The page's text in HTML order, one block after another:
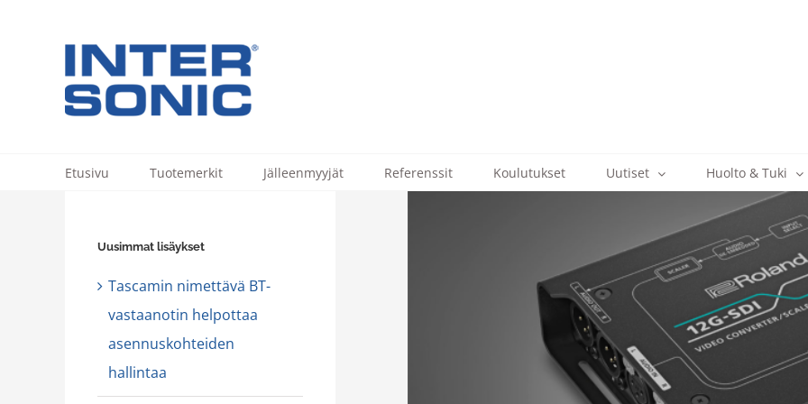
Etusivu Tuotemerkit Jälleenmyyjät Referenssit Koulutukset Uutiset Huolto & Tuki
ja näyttö eivät puhu samaa kieltä
Uusimmat lisäykset
Tascamin nimettävä BT-
vastaanotin helpottaa
asennuskohteiden
hallintaa